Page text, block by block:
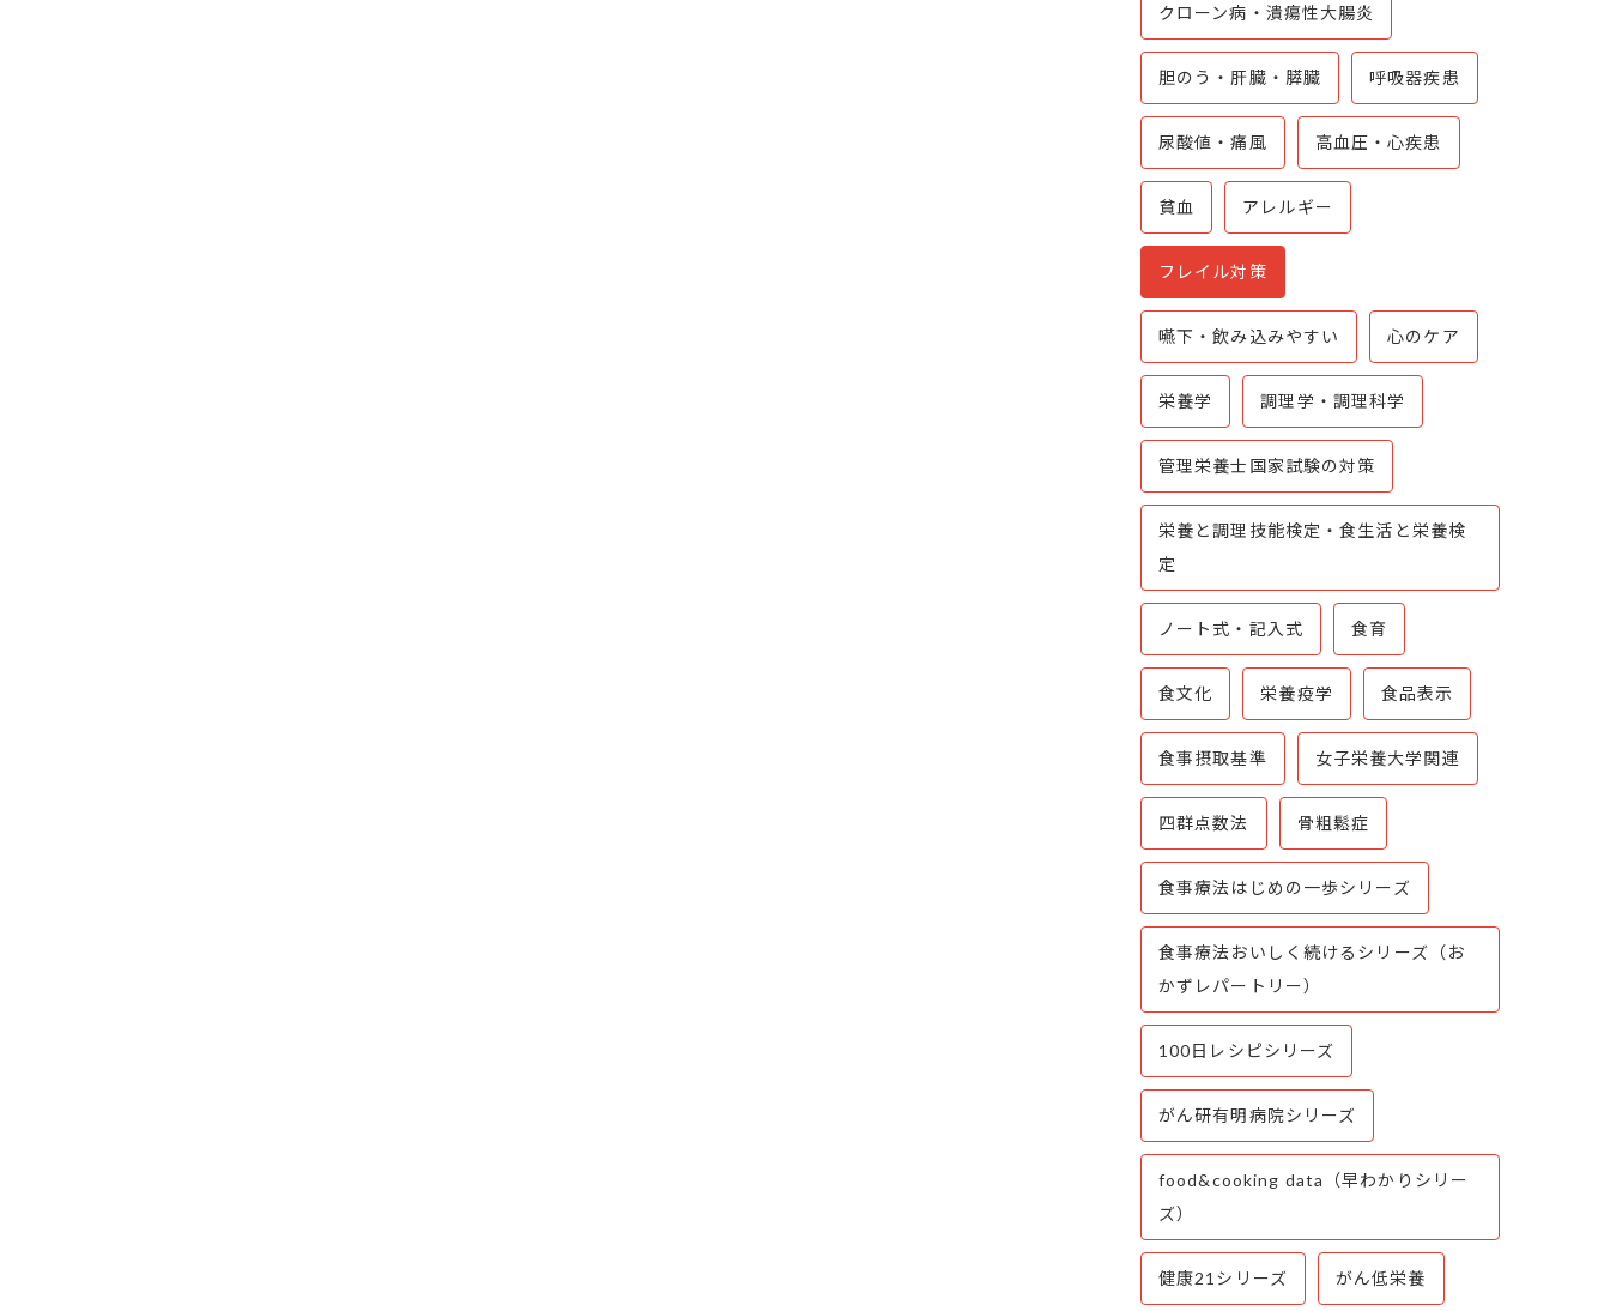
クローン病・潰瘍性大腸炎
胆のう・肝臓・膵臓 呼吸器疾患
尿酸値・痛風 高血圧・心疾患
貧血 アレルギー
フレイル対策
嚥下・飲み込みやすい 心のケア
栄養学 調理学・調理科学
管理栄養士国家試験の対策
栄養と調理技能検定・食生活と栄養検
定
ノート式・記入式 食育
食文化 栄養疫学 食品表示
食事摂取基準 女子栄養大学関連
四群点数法 骨粗鬆症
食事療法はじめの一歩シリーズ
食事療法おいしく続けるシリーズ（お
かずレパートリー）
100日レシピシリーズ
がん研有明病院シリーズ
food&cooking data（早わかりシリー
ズ）
健康21シリーズ がん低栄養